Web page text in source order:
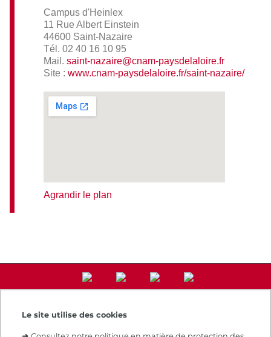
Le site utilise des cookies
Campus d'Heinlex
11 Rue Albert Einstein
44600 Saint-Nazaire
Tél. 02 40 16 10 95
Mail. saint-nazaire@cnam-paysdelaloire.fr
Site : www.cnam-paysdelaloire.fr/saint-nazaire/
Agrandir le plan
Accès direct